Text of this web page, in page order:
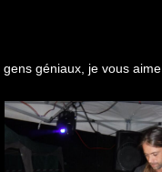
géniaux, je vous aime .